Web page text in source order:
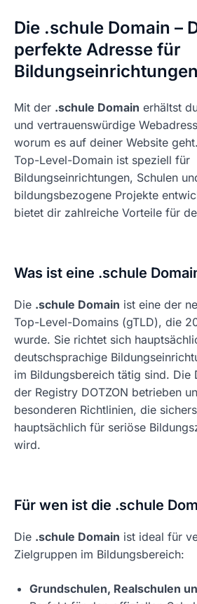
Die .schule Domain –
perfekte Adresse für
Bildungseinrichtungen
Mit der .schule Domain erhältst
und vertrauenswürdige
worum es auf deiner Website
Top-Level-Domain ist speziell für
Bildungseinrichtungen, Schulen
bildungsbezogene Projekte
bietet dir zahlreiche Vorteile für
Was ist eine .schule
Die .schule Domain ist eine der
Top-Level-Domains (gTLD), die
wurde. Sie richtet sich
deutschsprachige
im Bildungsbereich tätig sind. Die
der Registry DOTZON betrieben
besonderen Richtlinien, die
hauptsächlich für seriöse
wird.
Für wen ist die .schule
Die .schule Domain ist ideal für
Zielgruppen im Bildungsbereich:
Grundschulen, Realschulen